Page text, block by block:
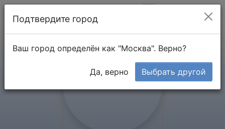
Подтвердите город
Ваш город определён как "Москва". Верно?
Да, верно Выбрать другой